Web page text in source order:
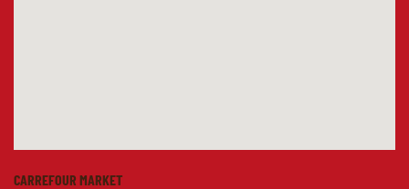
CARREFOUR MARKET